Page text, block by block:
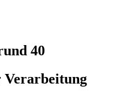
40
Verarbeitung